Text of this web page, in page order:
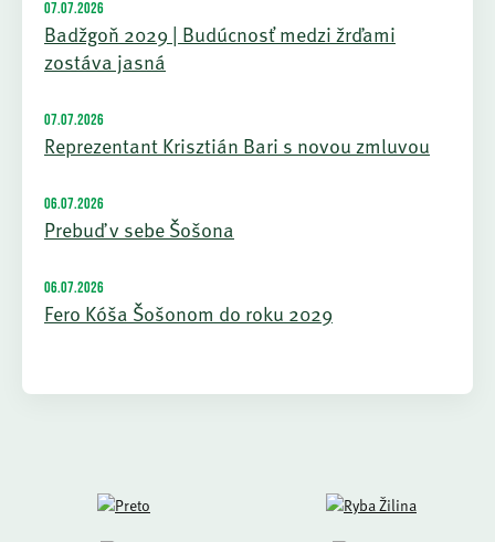
07.07.2026
Badžgoň 2029 | Budúcnosť medzi žrďami
zostáva jasná
07.07.2026
Reprezentant Krisztián Bari s novou zmluvou
06.07.2026
Prebuď v sebe Šošona
06.07.2026
Fero Kóša Šošonom do roku 2029